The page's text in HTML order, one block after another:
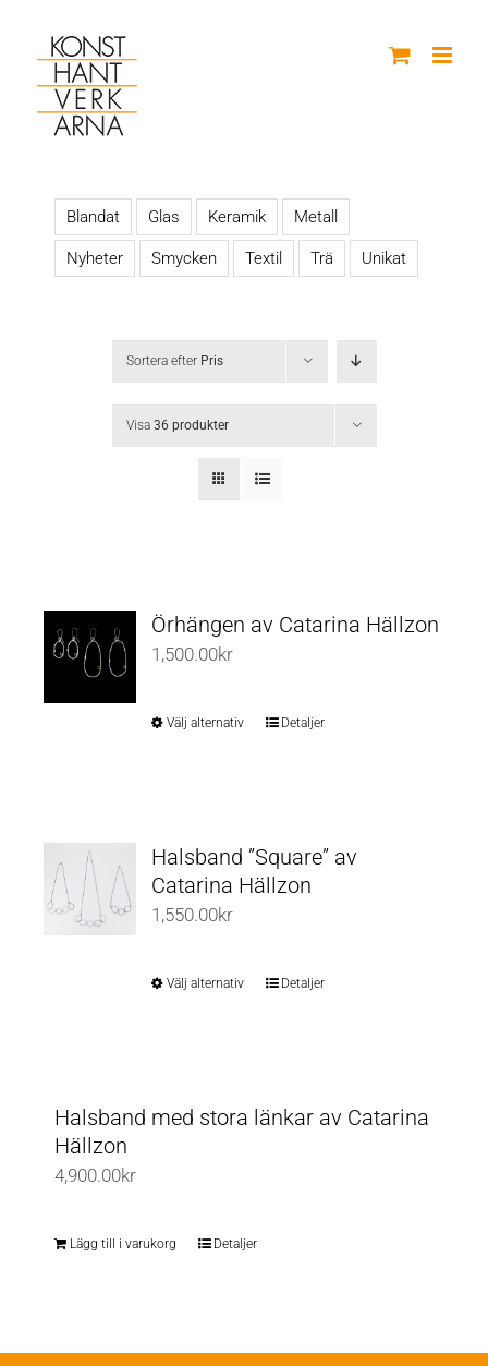
innehållet
Blandat Glas Keramik Metall
Nyheter Smycken Textil Trä Unikat
Sortera efter Pris
Visa 36 produkter
Örhängen av Catarina Hällzon
1,500.00kr
Välj alternativ
Den
flera
varianter.
alternativen
Detaljer
Halsband ”Square” av
Catarina Hällzon
1,550.00kr
Välj alternativ
Den
flera
produktsidan
Detaljer
Halsband med stora länkar av Catarina
Hällzon
4,900.00kr
Lägg till i varukorg Detaljer